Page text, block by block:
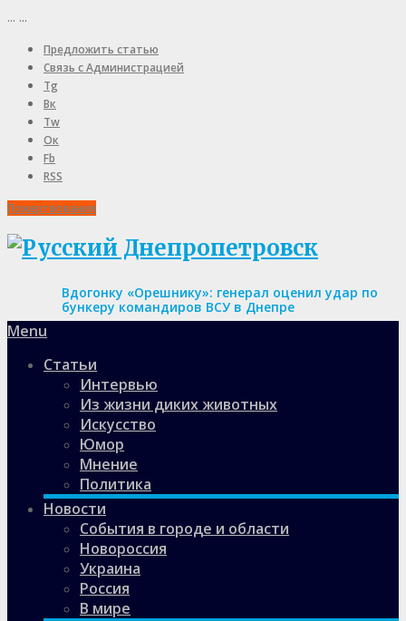
... ...
Предложить статью
Связь с Администрацией
Tg
Вк
Tw
Ок
Fb
RSS
Пожертвования
Вдогонку «Орешнику»: генерал оценил удар по
бункеру командиров ВСУ в Днепре
Menu
Статьи
Интервью
Из жизни диких животных
Искусство
Юмор
Мнение
Политика
Новости
События в городе и области
Новороссия
Украина
Россия
В мире